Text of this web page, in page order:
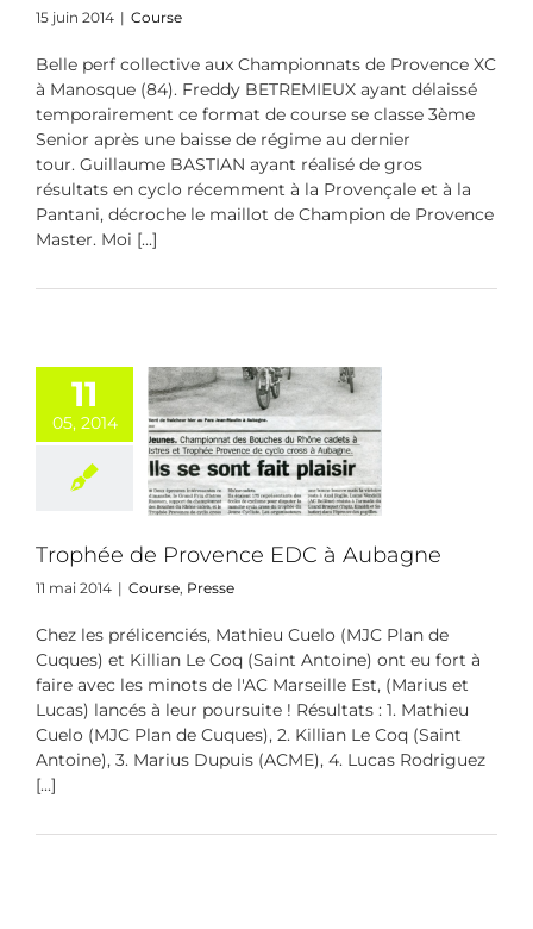
15 juin 2014 | Course
Belle perf collective aux Championnats de Provence XC
à Manosque (84). Freddy BETREMIEUX ayant délaissé
temporairement ce format de course se classe 3ème
Senior après une baisse de régime au dernier
tour. Guillaume BASTIAN ayant réalisé de gros
résultats en cyclo récemment à la Provençale et à la
Pantani, décroche le maillot de Champion de Provence
Master. Moi [...]
11
05, 2014
de
Trophée de Provence EDC à Aubagne
11 mai 2014 | Course, Presse
Chez les prélicenciés, Mathieu Cuelo (MJC Plan de
Cuques) et Killian Le Coq (Saint Antoine) ont eu fort à
faire avec les minots de l'AC Marseille Est, (Marius et
Lucas) lancés à leur poursuite ! Résultats : 1. Mathieu
Cuelo (MJC Plan de Cuques), 2. Killian Le Coq (Saint
Antoine), 3. Marius Dupuis (ACME), 4. Lucas Rodriguez
[...]